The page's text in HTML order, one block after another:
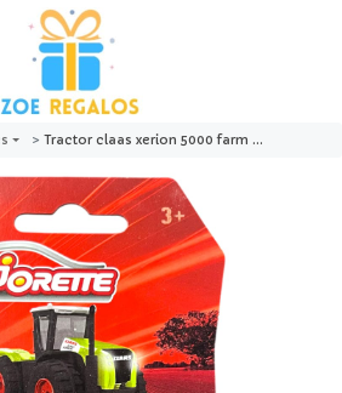
Tractor claas xerion 5000 farm - majorette